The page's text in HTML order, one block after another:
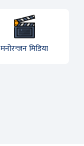
मनोरन्जन मिडिया